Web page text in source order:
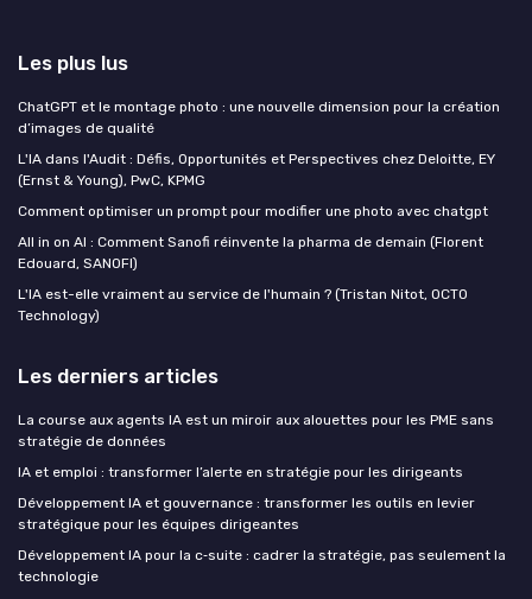
Les plus lus
ChatGPT et le montage photo : une nouvelle dimension pour la création
d’images de qualité
L'IA dans l'Audit : Défis, Opportunités et Perspectives chez Deloitte, EY
(Ernst & Young), PwC, KPMG
Comment optimiser un prompt pour modifier une photo avec chatgpt
All in on AI : Comment Sanofi réinvente la pharma de demain (Florent
Edouard, SANOFI)
L'IA est-elle vraiment au service de l'humain ? (Tristan Nitot, OCTO
Technology)
Les derniers articles
La course aux agents IA est un miroir aux alouettes pour les PME sans
stratégie de données
IA et emploi : transformer l’alerte en stratégie pour les dirigeants
Développement IA et gouvernance : transformer les outils en levier
stratégique pour les équipes dirigeantes
Développement IA pour la c‑suite : cadrer la stratégie, pas seulement la
technologie